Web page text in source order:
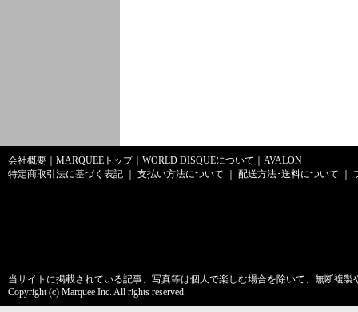
会社概要 MARQUEEトップ｜ WORLD DISQUEについて
AVALON
特定商取引法に基づく表記
支払い方法について 配送方法･送料について
当サイトに掲載されている記事、写真等は個人で楽しむ場合を除いて、無断複
Copyright (c) Marquee Inc. All rights reserved.